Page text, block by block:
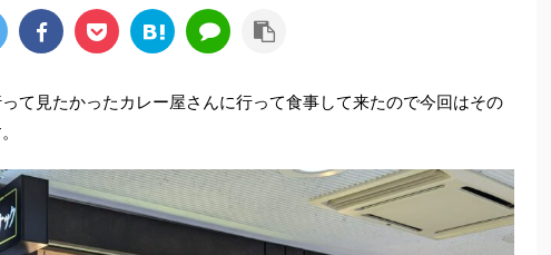
て見たかったカレー屋さんに行って食事して来たので今回はその